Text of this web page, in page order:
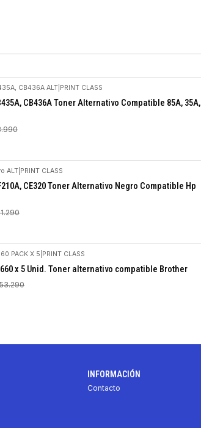
CB436A ALT PRINT CLASS
CB436A Toner Alternativo Compatible 85A, 35A,
ALT PRINT CLASS
CE320 Toner Alternativo Negro Compatible Hp
PACK X 5 PRINT CLASS
x 5 Unid. Toner alternativo compatible Brother
INFORMACIÓN
Contacto